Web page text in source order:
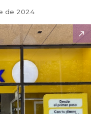
de 2024